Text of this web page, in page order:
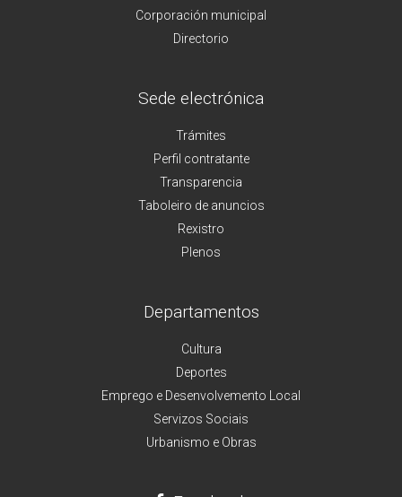
Corporación municipal
Directorio
Sede electrónica
Trámites
Perfil contratante
Transparencia
Taboleiro de anuncios
Rexistro
Plenos
Departamentos
Cultura
Deportes
Emprego e Desenvolvemento Local
Servizos Sociais
Urbanismo e Obras